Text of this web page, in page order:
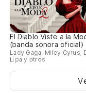
El Diablo Viste a la
(banda sonora oficial)
Lady Gaga, Miley Cyrus,
Lipa y otros